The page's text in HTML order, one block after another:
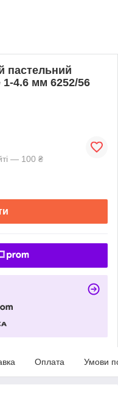
пастельний
4.6 мм 6252/56
— 100 ₴
Оплата Умови